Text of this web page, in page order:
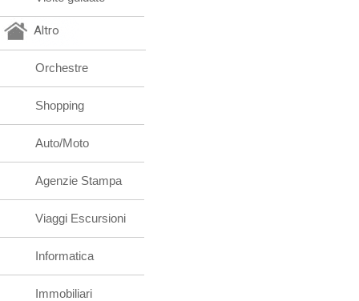
Altro
Orchestre
Shopping
Auto/Moto
Agenzie Stampa
Viaggi Escursioni
Informatica
Immobiliari